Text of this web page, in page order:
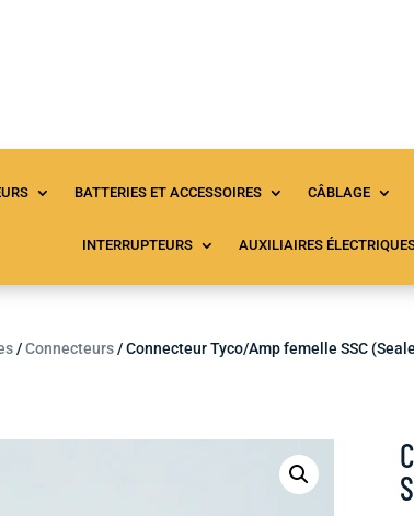
BATTERIES ET ACCESSOIRES CÂBLAGE
INTERRUPTEURS AUXILIAIRES
/Connecteurs/ Connecteur Tyco/Amp femelle SSC